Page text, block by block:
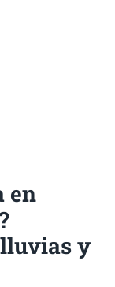
en
y